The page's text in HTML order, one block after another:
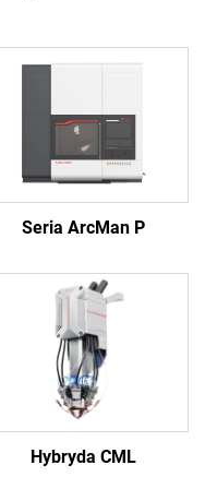
Seria ArcMan P
Hybryda CML